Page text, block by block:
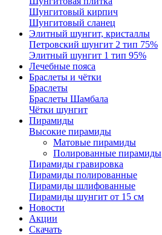
Шунгитовый кирпич
Шунгитовый сланец
Элитный шунгит, кристаллы
Петровский шунгит 2 тип 75%
Элитный шунгит 1 тип 95%
Лечебные пояса
Браслеты и чётки
Браслеты
Браслеты Шамбала
Чётки шунгит
Пирамиды
Высокие пирамиды
Матовые пирамиды
Полированные пирамиды
Пирамиды гравировка
Пирамиды полированные
Пирамиды шлифованные
Пирамиды шунгит от 15 см
Новости
Акции
Скачать